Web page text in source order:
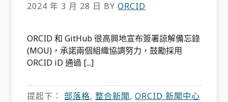
2024 年 3 月 28 日 BYORCID
ORCID 和 GitHub 很高興地宣布簽署諒解備忘錄
(MOU)，承諾兩個組織協調努力，鼓勵採用
ORCID iD 通過 [...]
提起下：部落格,整合新聞,ORCID 新聞中心